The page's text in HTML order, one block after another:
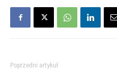
Poprzedni artykuł